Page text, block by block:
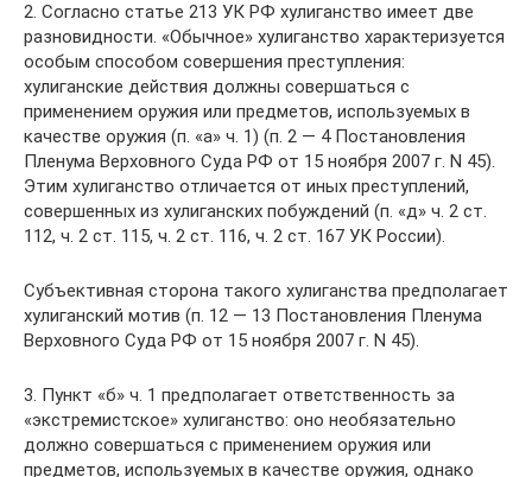
2. Согласно статье 213 УК РФ хулиганство имеет две
разновидности. «Обычное» хулиганство характеризуется
особым способом совершения преступления:
хулиганские действия должны совершаться с
применением оружия или предметов, используемых в
качестве оружия (п. «а» ч. 1) (п. 2 — 4 Постановления
Пленума Верховного Суда РФ от 15 ноября 2007 г. N 45).
Этим хулиганство отличается от иных преступлений,
совершенных из хулиганских побуждений (п. «д» ч. 2 ст.
112, ч. 2 ст. 115, ч. 2 ст. 116, ч. 2 ст. 167 УК России).
Субъективная сторона такого хулиганства предполагает
хулиганский мотив (п. 12 — 13 Постановления Пленума
Верховного Суда РФ от 15 ноября 2007 г. N 45).
3. Пункт «б» ч. 1 предполагает ответственность за
«экстремистское» хулиганство: оно необязательно
должно совершаться с применением оружия или
предметов, используемых в качестве оружия, однако